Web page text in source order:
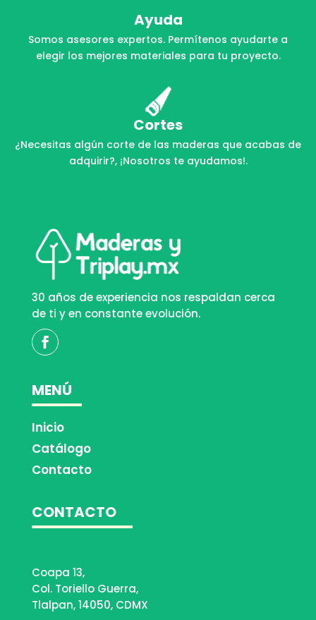
Ayuda
Somos asesores expertos. Permítenos ayudarte a
elegir los mejores materiales para tu proyecto.
Cortes
¿Necesitas algún corte de las maderas que acabas de
adquirir?, ¡Nosotros te ayudamos!.
30 años de experiencia nos respaldan cerca
de ti y en constante evolución.
MENÚ
Inicio
Catálogo
Contacto
CONTACTO
Coapa 13,
Col. Toriello Guerra,
Tlalpan, 14050, CDMX